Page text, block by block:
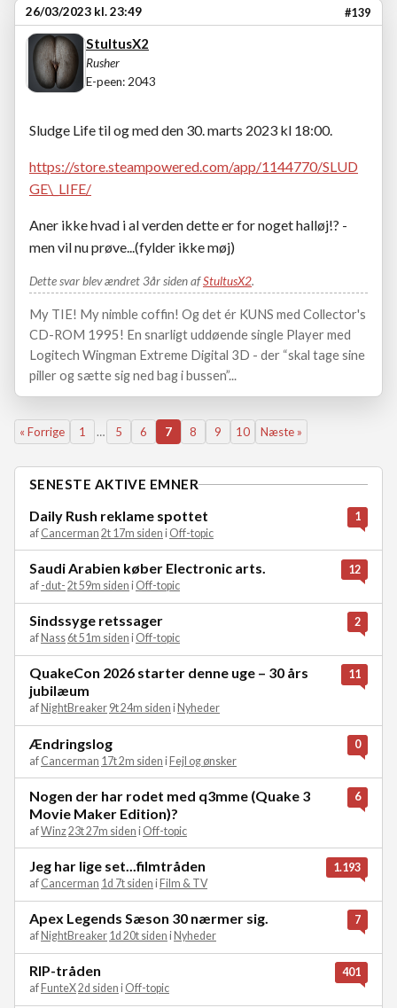
26/03/2023 kl. 23:49 #139
StultusX2
Rusher
E-peen: 2043
Sludge Life til og med den 30. marts 2023 kl 18:00.
https://store.steampowered.com/app/1144770/SLUD
GE\_LIFE/
Aner ikke hvad i al verden dette er for noget halløj!? -
men vil nu prøve...(fylder ikke møj)
Dette svar blev ændret 3år siden afStultusX2.
My TIE! My nimble coffin! Og det ér KUNS med Collector's
CD-ROM 1995! En snarligt uddøende single Player med
Logitech Wingman Extreme Digital 3D - der “skal tage sine
piller og sætte sig ned bag i bussen”...
« Forrige 1 … 5 6 7 8 9 10 Næste »
SENESTE AKTIVE EMNER
Daily Rush reklame spottet
af Cancerman 2t 17m siden i Off-topic
1
Saudi Arabien køber Electronic arts.
af -dut- 2t 59m siden i Off-topic
12
Sindssyge retssager
af Nass 6t 51m siden i Off-topic
2
QuakeCon 2026 starter denne uge – 30 års
jubilæum
af NightBreaker 9t 24m siden i Nyheder
11
Ændringslog
af Cancerman 17t 2m siden iFejl og ønsker
0
Nogen der har rodet med q3mme (Quake 3
Movie Maker Edition)?
afWinz23t 27m siden i Off-topic
6
Jeg har lige set...filmtråden
af Cancerman 1d 7t siden i Film & TV
1.193
Apex Legends Sæson 30 nærmer sig.
af NightBreaker 1d 20t siden i Nyheder
7
RIP-tråden
af FunteX2d siden i Off-topic
401